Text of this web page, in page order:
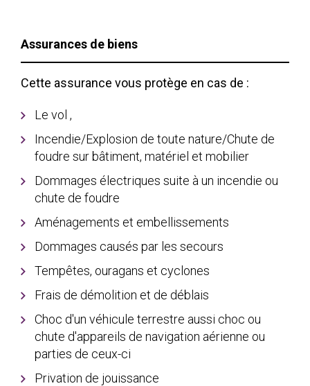
Assurances de biens
Cette assurance vous protège en cas de :
Le vol ,
Incendie/Explosion de toute nature/Chute de
foudre sur bâtiment, matériel et mobilier
Dommages électriques suite à un incendie ou
chute de foudre
Aménagements et embellissements
Dommages causés par les secours
Tempêtes, ouragans et cyclones
Frais de démolition et de déblais
Choc d'un véhicule terrestre aussi choc ou
chute d'appareils de navigation aérienne ou
parties de ceux-ci
Privation de jouissance